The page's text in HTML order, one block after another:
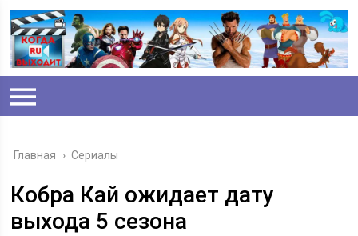
Главная › Сериалы
Кобра Кай ожидает дату
выхода 5 сезона